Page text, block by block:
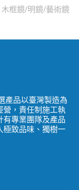
木框鏡/明鏡/藝術鏡
產品以臺灣製造為
營，責任制施工執
專業團隊及產品
極致品味、獨樹一